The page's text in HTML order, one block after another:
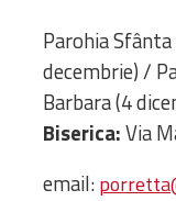
Parohia
decembrie) /
Barbara (4
Biserica:Via
email: